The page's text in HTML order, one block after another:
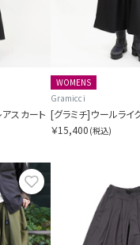
スカート
WOMENS
Gramicci
[グラミチ]ウールライ
￥15,400 (税込)
お気に入り